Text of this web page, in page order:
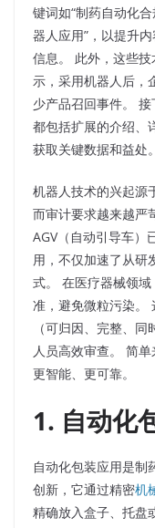
键词如“制药自动化
器人应用”，以提升
信息。 此外，这些
示，采用机器人后，
少产品召回事件。
都包括扩展的介绍、
获取关键数据和益处。​
机器人技术的兴起源
而审计要求越来越严
AGV（自动引导车）
用，不仅加速了从研
式。 在医疗器械领
准，避免微粒污染。
（可归因、完整、
人员高效审查。 简
更智能、更可靠。​
1. 自动化
自动化包装应用是制
创新，它通过精密机
精确放入盒子、托盘